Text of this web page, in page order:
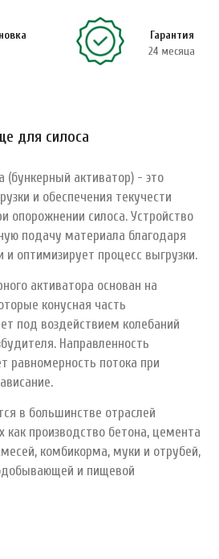
Гарантия
24 месяца
для силоса
(бункерный активатор) - это
и обеспечения текучести
опорожнении силоса. Устройство
подачу материала благодаря
и оптимизирует процесс выгрузки.
активатора основан на
конусная часть
под воздействием колебаний
Направленность
равномерность потока при
в большинстве отраслей
производство бетона, цемента
комбикорма, муки и отрубей,
и пищевой